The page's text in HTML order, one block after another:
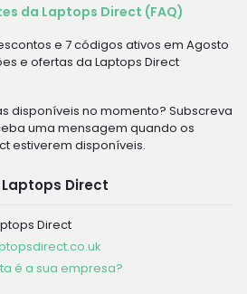
da Laptops Direct (FAQ)
e 7 códigos ativos em Agosto
e ofertas da Laptops Direct
disponíveis no momento? Subscreva
uma mensagem quando os
estiverem disponíveis.
Direct
Direct
é a sua empresa?